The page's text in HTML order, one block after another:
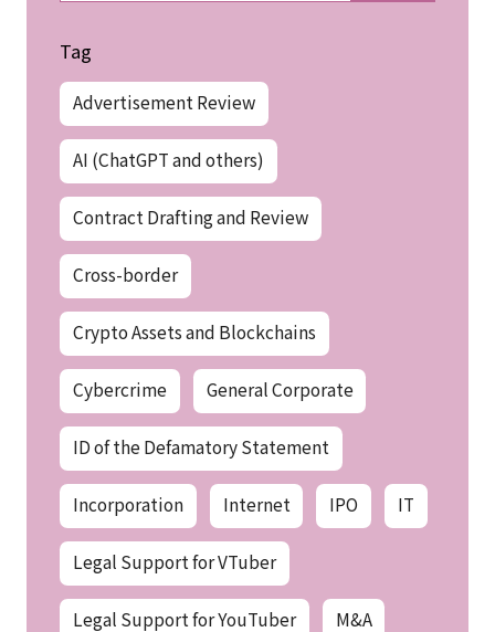
Tag
Advertisement Review
AI (ChatGPT and others)
Contract Drafting and Review
Cross-border
Crypto Assets and Blockchains
Cybercrime General Corporate
ID of the Defamatory Statement
Incorporation Internet IPO IT
Legal Support for VTuber
Legal Support for YouTuber M&A